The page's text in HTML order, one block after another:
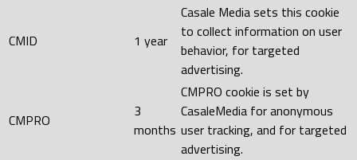
CMID 1 year
Casale Media sets this cookie
to collect information on user
behavior, for targeted
advertising.
CMPRO
3
months
CMPRO cookie is set by
CasaleMedia for anonymous
user tracking, and for targeted
advertising.